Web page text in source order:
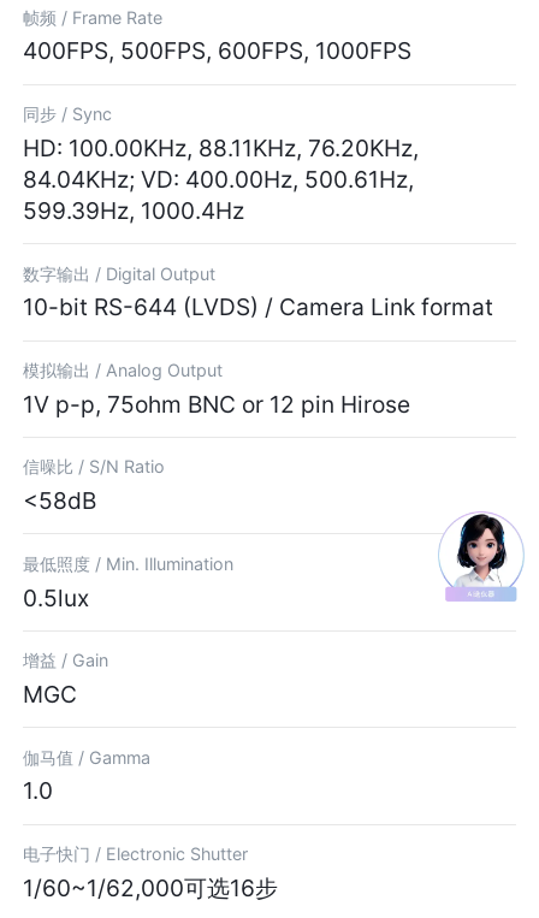
帧频 / Frame Rate
400FPS, 500FPS, 600FPS, 1000FPS
同步 / Sync
HD: 100.00KHz, 88.11KHz, 76.20KHz,
84.04KHz; VD: 400.00Hz, 500.61Hz,
599.39Hz, 1000.4Hz
数字输出 / Digital Output
10-bit RS-644 (LVDS) / Camera Link format
模拟输出 / Analog Output
1V p-p, 75ohm BNC or 12 pin Hirose
信噪比 / S/N Ratio
<58dB
最低照度 / Min. Illumination
0.5lux
增益 / Gain
MGC
伽马值 / Gamma
1.0
电子快门 / Electronic Shutter
1/60~1/62,000可选16步